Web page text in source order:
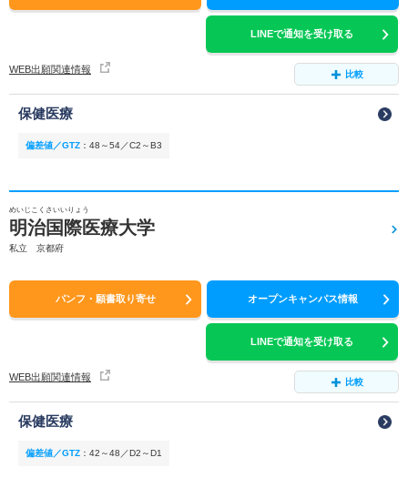
LINEで通知を受け取る
WEB出願関連情報 比較
保健医療
偏差値／GTZ ： 48～54／C2～B3
めいじこくさいいりょう
明治国際医療大学
私立 京都府
パンフ・願書取り寄せ オープンキャンパス情報
LINEで通知を受け取る
WEB出願関連情報 比較
保健医療
偏差値／GTZ ： 42～48／D2～D1